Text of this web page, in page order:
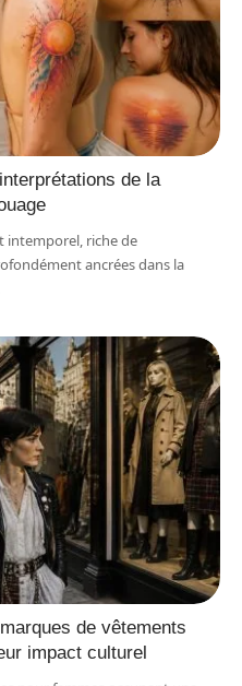
de la
intemporel, riche de
ancrées dans la
de vêtements
impact culturel